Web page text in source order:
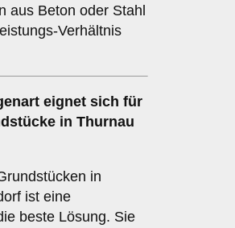
aus Beton oder Stahl
Verhältnis
eignet sich für
in Thurnau
in
ist eine
beste Lösung. Sie